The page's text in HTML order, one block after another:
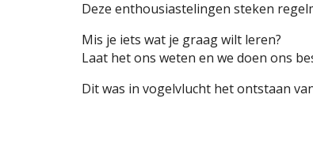
Deze enthousiastelingen steken
Mis je iets wat je graag wilt leren?
Laat het ons weten en we doen ons
Dit was in vogelvlucht het ontstaan